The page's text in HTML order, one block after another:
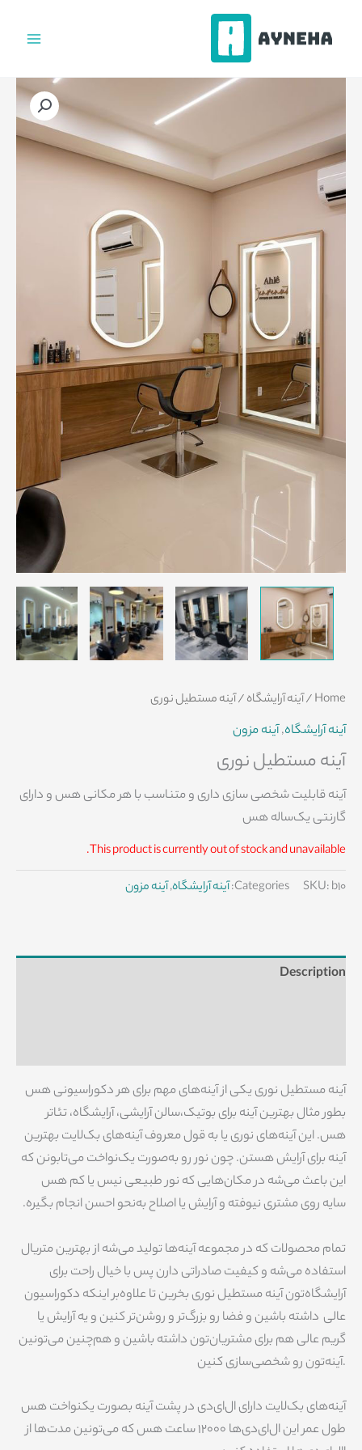
Home
/آینه آرایشگاه/ آینه مستطیل نوری
آینه آرایشگاه,آینه مزون
آینه مستطیل نوری
آینه قابلیت شخصی سازی داری و متناسب با هر مکانی هس و دارای
گارنتی یک‌ساله هس
This product is currently out of stock and unavailable.
SKU:b10
Categories: آینه آرایشگاه,آینه مزون
Description
آینه مستطیل نوری یکی از آینه‌های مهم برای هر دکوراسیونی هس
بطور مثال بهترین آینه برای بوتیک،سالن آرایشی، آرایشگاه، تئاتر
هس. این آینه‌های نوری یا به قول معروف آینه‌های بک‌لایت بهترین
آینه برای آرایش هستن. چون نور رو به‌صورت یک‌نواخت می‌تابونن که
این باعث می‌شه در مکان‌هایی که نور طبیعی نیس یا کم هس
سایه روی مشتری نیوفته و آرایش یا اصلاح به‌نحو احسن انجام بگیره.
استفاده می‌شه و کیفیت صادراتی دارن پس با خیال راحت برای
آرایشگاه‌تون آینه مستطیل نوری بخرین تا علاوه‌بر اینکه دکوراسیون
عالی داشته باشین و فضا رو بزرگ‌تر و روشن‌تر کنین و یه آرایش یا
گریم عالی هم برای مشتریان‌تون داشته باشین و هم‌چنین می‌تونین
آینه‌تون رو شخصی‌سازی کنین.
آینه‌های بک‌لایت دارای ال‌ای‌دی در پشت آینه بصورت یکنواخت هس
طول عمر این ال‌ای‌دی‌ها 12000 ساعت هس که می‌تونین مدت‌ها از